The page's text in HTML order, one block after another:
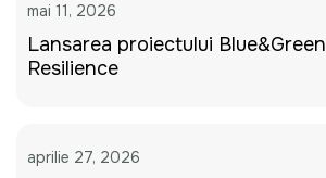
mai 11, 2026
Lansarea proiectului Blue&Green
Resilience
aprilie 27, 2026